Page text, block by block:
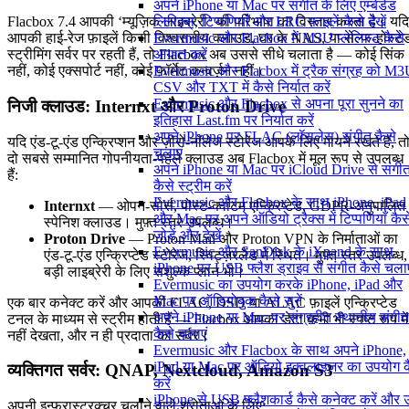
अपने iPhone या Mac पर संगीत के लिए एम्बेडेड
लिरिक्स, टिप्पणियाँ और LRC फ़ाइलें कैसे देखें
Evermusic और Flacbox में M3U प्लेलिस्ट कैसे
आयात करें
Evermusic और Flacbox में ट्रैक संग्रह को
CSV और TXT में कैसे निर्यात करें
Evermusic और Flacbox से अपना पूरा सुनने का
इतिहास Last.fm पर निर्यात करें
अपने iPhone पर FLAC (लॉसलेस) संगीत कैसे
चलाएं
अपने iPhone या Mac पर iCloud Drive से
कैसे स्ट्रीम करें
Evermusic और Flacbox के साथ iPhone, iPad
और Mac पर अपने ऑडियो ट्रैक्स में टिप्पणियाँ
जोड़ें और देखें
Evermusic और SanDisk के iXpand के साथ
iPhone पर USB फ्लैश ड्राइव से संगीत कैसे
Evermusic का उपयोग करके iPhone, iPad और
Mac पर ऑडियोबुक कैसे सुनें
अपने iPhone या Mac पर संग्रहीत स्थानीय संगीत
कैसे चलाएं
Evermusic और Flacbox के साथ अपने iPhone,
iPad या Mac पर ऑडियो इक्वलाइज़र का उपयोग
करें
iPhone से USB फ्लैशकार्ड कैसे कनेक्ट करें और
Flacbox 7.4 आपकी ‘म्यूज़िक लाइब्रेरी’ की परिभाषा का विस्तार करता है। यदि
आपकी हाई-रेज फ़ाइलें किसी विश्वसनीय क्लाउड, घर के NAS, या सेल्फ-
स्ट्रीमिंग सर्वर पर रहती हैं, तो Flacbox अब उससे सीधे चलाता है — कोई सिंक
नहीं, कोई एक्सपोर्ट नहीं, कोई फ़ॉर्मेट कन्वर्ज़न नहीं।
निजी क्लाउड: Internxt और Proton Drive
यदि एंड-टू-एंड एन्क्रिप्शन और ज़ीरो-नॉलेज स्टोरेज आपके लिए मायने रखते हैं, तो
दो सबसे सम्मानित गोपनीयता-पहले क्लाउड अब Flacbox में मूल रूप से उपलब्ध
हैं:
Internxt — ओपन-सोर्स, पोस्ट-क्वांटम एन्क्रिप्टेड, GDPR-अनुपालित
स्पेनिश क्लाउड। मुफ़्त स्तर उपलब्ध।
Proton Drive — Proton Mail और Proton VPN के निर्माताओं का
एंड-टू-एंड एन्क्रिप्टेड स्टोरेज, स्विट्ज़रलैंड में स्थित। मुफ़्त स्तर उपलब्ध,
बड़ी लाइब्रेरी के लिए सशुल्क प्लान भी।
एक बार कनेक्ट करें और आपकी FLAC, DSD या ALAC फ़ाइलें एन्क्रिप्टेड
टनल के माध्यम से स्ट्रीम होती हैं — Flacbox आपका डेटा कभी भी स्पष्ट रूप में
नहीं देखता, और न ही प्रदाता का सर्वर।
व्यक्तिगत सर्वर: QNAP, Nextcloud, Amazon S3